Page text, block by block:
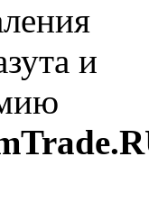
и